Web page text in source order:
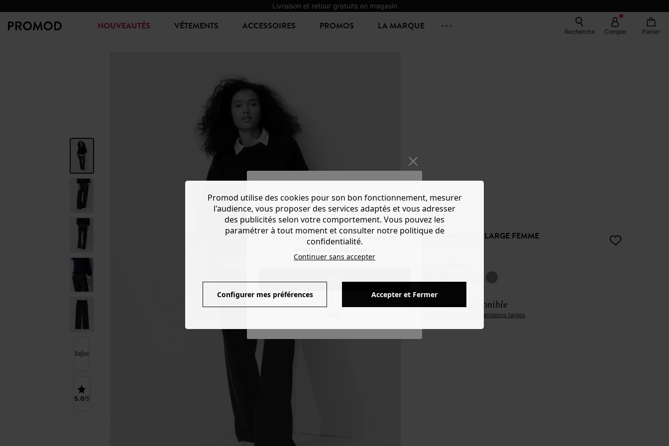
Livraison et retour gratuits en magasin
Do you want to be redirected to
NOUVEAUTÉS VÊTEMENTS ACCESSOIRES PROMOS LA MARQUE Recherche Compte Panier
Infos
5.0
BILLY PANTALON LARGE FEMME
Produit indisponible
Voir l'ensemble des pantalons larges
Promod utilise des cookies pour son bon fonctionnement, mesurer
l'audience, vous proposer des services adaptés et vous adresser
des publicités selon votre comportement. Vous pouvez les
paramétrer à tout moment et consulter notre politique de
confidentialité.
Continuer sans accepter
Configurer mes préférences Accepter et Fermer